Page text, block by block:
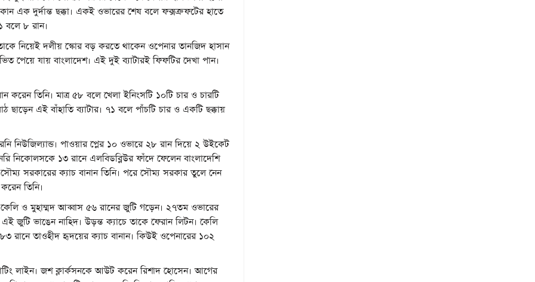
এক দুর্দান্ত ছক্কা। একই ওভারের শেষ বলে ফক্সক্রফটের হাতে
৮ রান।
নিয়েই দলীয় স্কোর বড় করতে থাকেন ওপেনার তানজিদ হাসান
পেয়ে যায় বাংলাদেশ। এই দুই ব্যাটারই ফিফটির দেখা পান।
তিনি। মাত্র ৫৮ বলে খেলা ইনিংসটি ১০টি চার ও চারটি
ছাড়েন এই বাঁহাতি ব্যাটার। ৭১ বলে পাঁচটি চার ও একটি ছক্কায়
নিউজিল্যান্ড। পাওয়ার প্লের ১০ ওভারে ২৮ রান দিয়ে ২ উইকেট
নিকোলসকে ১৩ রানে এলবিডব্লিউর ফাঁদে ফেলেন বাংলাদেশি
সরকারের ক্যাচ বানান তিনি। পরে সৌম্য সরকার তুলে নেন
তিনি।
ও মুহাম্মদ আব্বাস ৫৬ রানের জুটি গড়েন। ২৭তম ওভারের
জুটি ভাঙেন নাহিদ। উড়ন্ত ক্যাচে তাকে ফেরান লিটন। কেলি
রানে তাওহীদ হৃদয়ের ক্যাচ বানান। কিউই ওপেনারের ১০২
লাইন। জশ ক্লার্কসনকে আউট করেন রিশাদ হোসেন। আগের